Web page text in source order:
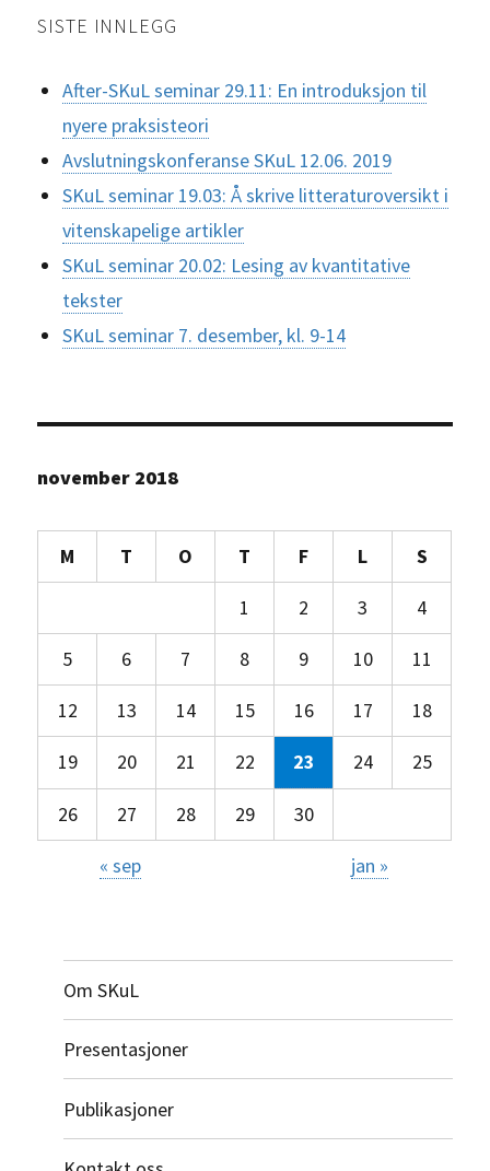
SISTE INNLEGG
After-SKuL seminar 29.11: En introduksjon til
nyere praksisteori
Avslutningskonferanse SKuL 12.06. 2019
SKuL seminar 19.03: Å skrive litteraturoversikt i
vitenskapelige artikler
SKuL seminar 20.02: Lesing av kvantitative
tekster
SKuL seminar 7. desember, kl. 9-14
november 2018
M T O T F L S
1 2 3 4
5 6 7 8 9 10 11
12 13 14 15 16 17 18
19 20 21 22 23 24 25
26 27 28 29 30
« sep jan »
Om SKuL
Presentasjoner
Publikasjoner